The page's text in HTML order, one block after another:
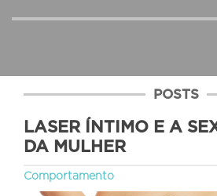
POSTS
LASER ÍNTIMO E A
DA MULHER
Comportamento